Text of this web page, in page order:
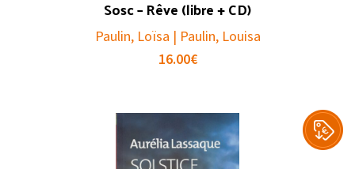
Sosc – Rêve (libre + CD)
Paulin, Loïsa | Paulin, Louisa
16.00€